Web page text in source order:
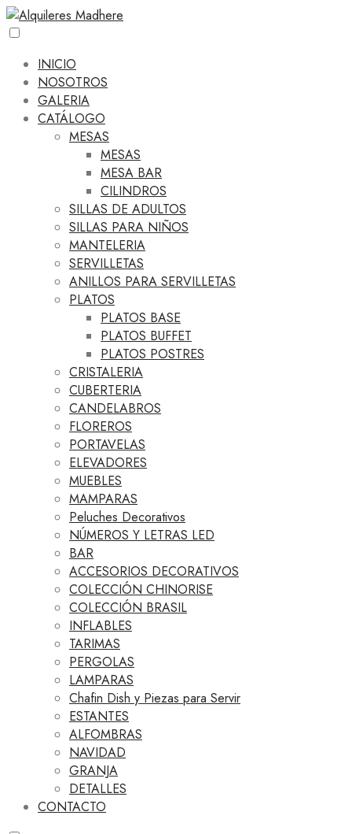
INICIO
NOSOTROS
GALERIA
CATÁLOGO
MESAS
MESAS
MESA BAR
CILINDROS
SILLAS DE ADULTOS
SILLAS PARA NIÑOS
MANTELERIA
SERVILLETAS
ANILLOS PARA SERVILLETAS
PLATOS
PLATOS BASE
PLATOS BUFFET
PLATOS POSTRES
CRISTALERIA
CUBERTERIA
CANDELABROS
FLOREROS
PORTAVELAS
ELEVADORES
MUEBLES
MAMPARAS
Peluches Decorativos
NÚMEROS Y LETRAS LED
BAR
ACCESORIOS DECORATIVOS
COLECCIÓN CHINORISE
COLECCIÓN BRASIL
INFLABLES
TARIMAS
PERGOLAS
LAMPARAS
Chafin Dish y Piezas para Servir
ESTANTES
ALFOMBRAS
NAVIDAD
GRANJA
DETALLES
CONTACTO